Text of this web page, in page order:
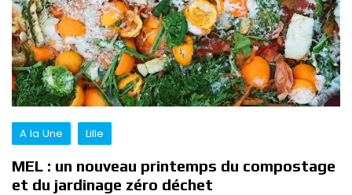
A la Une Lille
MEL : un nouveau printemps du compostage
et du jardinage zéro déchet